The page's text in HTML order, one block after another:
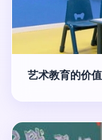
艺术教育的价